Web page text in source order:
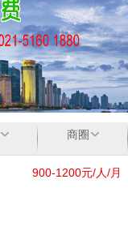
商圈
900-1200元/人/月